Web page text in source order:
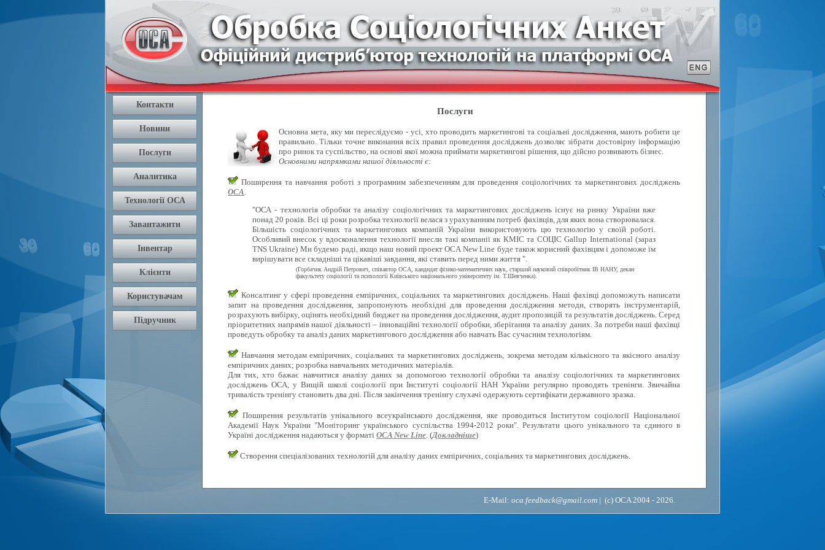
Послуги
Основна мета, яку ми переслідуємо - усі, хто проводить маркетингові та соціальні дослідження, мають робити це
правильно. Тільки точне виконання всіх правил проведення досліджень дозволяє зібрати достовірну інформацію
про ринок та суспільство, на основі якої можна приймати маркетингові рішення, що дійсно розвивають бізнес.
Основними напрямками нашої діяльності є:
Поширення та навчання роботі з програмним забезпеченням для проведення соціологічних та маркетингових досліджень
ОСА.
"ОСА - технологія обробки та аналізу соціологічних та маркетингових досліджень існує на ринку України вже
понад 20 років. Всі ці роки розробка технології велася з урахуванням потреб фахівців, для яких вона створювалася.
Більшість соціологічних та маркетингових компаній України використовують цю технологію у своїй роботі.
Особливий внесок у вдосконалення технології внесли такі компанії як КМІС та СОЦІС Gallup International (зараз
TNS Ukraine) Ми будемо раді, якщо наш новий проект OCA New Line буде також корисний фахівцям і допоможе їм
вирішувати все складніші та цікавіші завдання, які ставить перед ними життя ".
(Горбачик Андрій Петрович, співавтор ОСА, кандидат фізико-математичних наук, старший науковий співробітник ІВ НАНУ, декан
факультету соціології та психології Київського національного університету ім. Т.Шевченка).
Консалтинг у сфері проведення емпіричних, соціальних та маркетингових досліджень. Наші фахівці допоможуть написати
запит на проведення дослідження, запропонують необхідні для проведення дослідження методи, створять інструментарій,
розрахують вибірку, оцінять необхідний бюджет на проведення дослідження, аудит пропозицій та результатів досліджень. Серед
пріоритетних напрямів нашої діяльності – інноваційні технології обробки, зберігання та аналізу даних. За потреби наші фахівці
проведуть обробку та аналіз даних маркетингового дослідження або навчать Вас сучасним технологіям.
Навчання методам емпіричних, соціальних та маркетингових досліджень, зокрема методам кількісного та якісного аналізу
емпіричних даних; розробка навчальних методичних матеріалів.
Для тих, хто бажає навчитися аналізу даних за допомогою технології обробки та аналізу соціологічних та маркетингових
досліджень ОСА, у Вищій школі соціології при Інституті соціології НАН України регулярно проводять тренінги. Звичайна
тривалість тренінгу становить два дні. Після закінчення тренінгу слухачі одержують сертифікати державного зразка.
Поширення результатів унікального всеукраїнського дослідження, яке проводиться Інститутом соціології Національної
Академії Наук України "Моніторинг українського суспільства 1994-2012 роки". Результати цього унікального та єдиного в
Україні дослідження надаються у форматі OCA New Line. (Докладніше)
Створення спеціалізованих технологій для аналізу даних емпіричних, соціальних та маркетингових досліджень.
E-Mail: oca.feedback@gmail.com | (c) OCA 2004 - 2026.